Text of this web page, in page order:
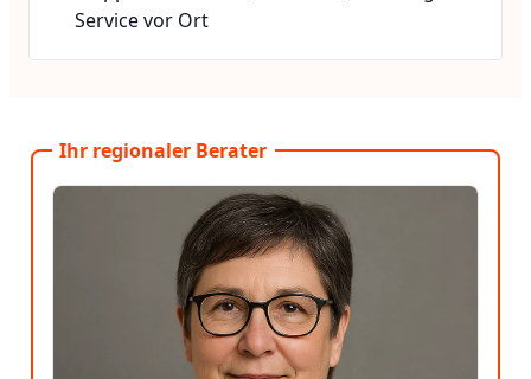
Service vor Ort
Ihr regionaler Berater